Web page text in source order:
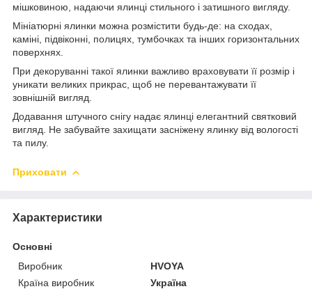
мішковиною, надаючи ялинці стильного і затишного вигляду.
Мініатюрні ялинки можна розмістити будь-де: на сходах,
каміні, підвіконні, полицях, тумбочках та інших горизонтальних
поверхнях.
При декоруванні такої ялинки важливо враховувати її розмір і
уникати великих прикрас, щоб не перевантажувати її
зовнішній вигляд.
Додавання штучного снігу надає ялинці елегантний святковий
вигляд. Не забувайте захищати засніжену ялинку від вологості
та пилу.
Приховати
Характеристики
Основні
Виробник
HVOYA
Країна виробник
Україна